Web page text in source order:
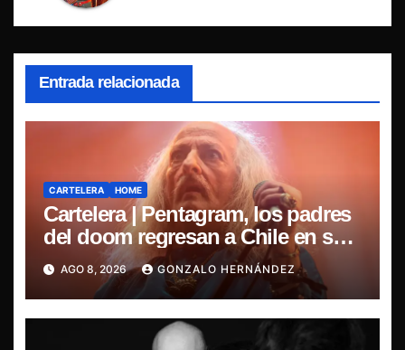
Entrada relacionada
CARTELERA HOME
Cartelera | Pentagram, los padres
del doom regresan a Chile en su
última misa
AGO 8, 2026 GONZALO HERNÁNDEZ